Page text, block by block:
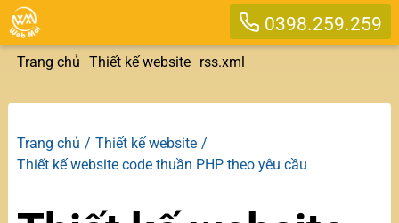
0398.259.259
Trang chủ Thiết kế website rss.xml
Trang chủ
Thiết kế website
Thiết kế website code thuần PHP theo yêu cầu